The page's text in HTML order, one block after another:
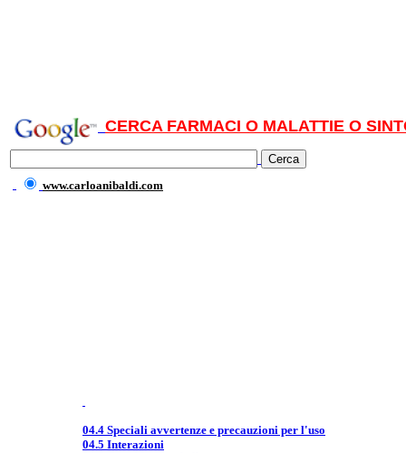
CERCA FARMACI O MALATTIE O
www.carloanibaldi.com
04.4 Speciali avvertenze e precauzioni per l'uso
04.5 Interazioni